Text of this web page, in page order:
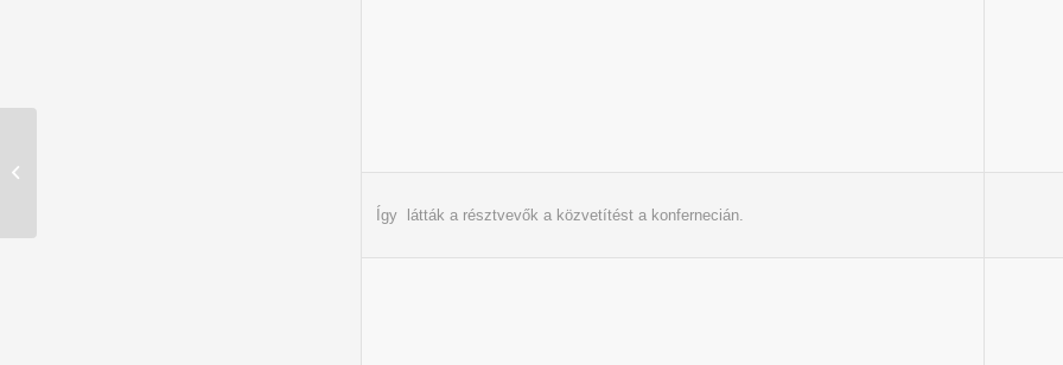
Így látták a résztvevők a közvetítést a konfernecián.